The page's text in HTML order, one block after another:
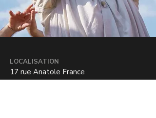
LOCALISATION
17 rue Anatole France
78000 Versailles, France